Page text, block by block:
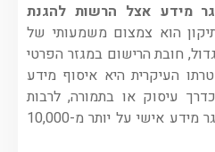
מידע אצל הרשות להגנת
הוא צמצום משמעותי של
חובת הרישום במגזר הפרטי
העיקרית היא איסוף מידע
עיסוק או בתמורה, לרבות
שירותי דיוור ישיר, ויש במאגר מידע אישי על יותר מ-10,000